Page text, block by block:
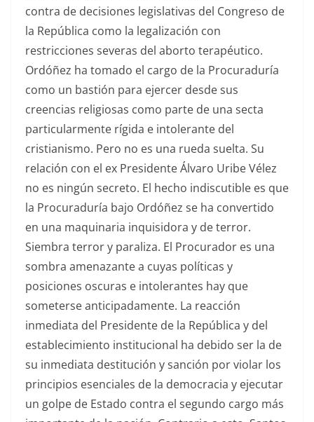
contra de decisiones legislativas del Congreso de
la República como la legalización con
restricciones severas del aborto terapéutico.
Ordóñez ha tomado el cargo de la Procuraduría
como un bastión para ejercer desde sus
creencias religiosas como parte de una secta
particularmente rígida e intolerante del
cristianismo. Pero no es una rueda suelta. Su
relación con el ex Presidente Álvaro Uribe Vélez
no es ningún secreto. El hecho indiscutible es que
la Procuraduría bajo Ordóñez se ha convertido
en una maquinaria inquisidora y de terror.
Siembra terror y paraliza. El Procurador es una
sombra amenazante a cuyas políticas y
posiciones oscuras e intolerantes hay que
someterse anticipadamente. La reacción
inmediata del Presidente de la República y del
establecimiento institucional ha debido ser la de
su inmediata destitución y sanción por violar los
principios esenciales de la democracia y ejecutar
un golpe de Estado contra el segundo cargo más